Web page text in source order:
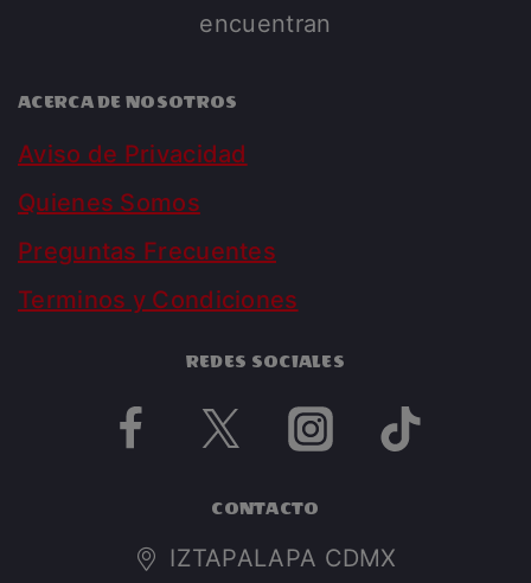
encuentran
ACERCA DE NOSOTROS
Aviso de Privacidad
Quienes Somos
Preguntas Frecuentes
Terminos y Condiciones
REDES SOCIALES
CONTACTO
IZTAPALAPA CDMX